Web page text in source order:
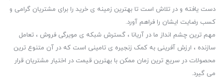
بکارگیری تکنولوژی‌های جدید گذاشته است.
انواع گوشی موبایل آنر را از نیز میتوانید از بایمو تهیه نمایید
آریانا تخصصی ترین مرکرتعمیر گوشی موبایل آنر
قطعات گوشی موبایل آنررا از بایمو بخواهید.
انواعگوشی موبایل آنر
هدفون و هندزفری آنر
آریانا مرکز تخصصیتعمیرات گوشی موبایل آنر
مرکزتعمیرات تبلت آنر
دست یافته و در تلاش است تا بهترین زمینه ی خرید را برای مشتریان گرامی و
کسب رضایت ایشان را فراهم آورد.
مهم ترین چشم انداز ما در آریانا ، گسترش شبکه ی مویرگی فروش ، تعامل
سازنده ، ارزش آفرینی به کمک زنجیره ی تامینی است که در آن متنوع ترین
محصولات در سریع ترین زمان ممکن با بهترین قیمت در اختیار مشتریان قرار
می گیرد.